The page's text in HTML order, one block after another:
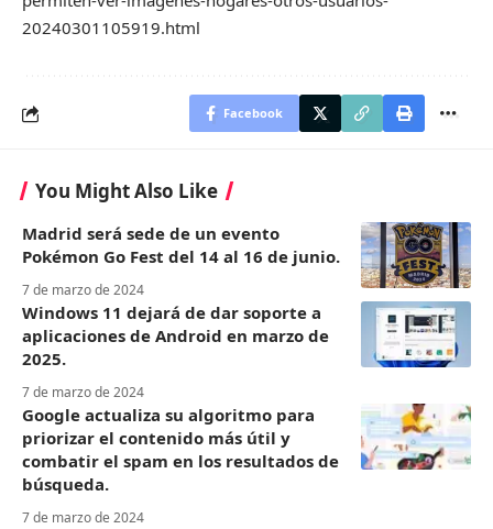
20240301105919.html
Facebook
You Might Also Like
Madrid será sede de un evento
Pokémon Go Fest del 14 al 16 de junio.
7 de marzo de 2024
Windows 11 dejará de dar soporte a
aplicaciones de Android en marzo de
2025.
7 de marzo de 2024
Google actualiza su algoritmo para
priorizar el contenido más útil y
combatir el spam en los resultados de
búsqueda.
7 de marzo de 2024